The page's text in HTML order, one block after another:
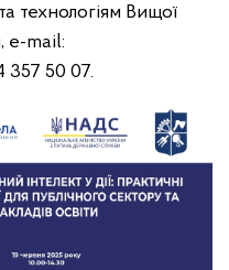
технологіям Вищої
e-mail:
357 50 07.